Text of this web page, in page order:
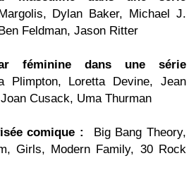
Dylan Baker, Michael J.
Feldman, Jason Ritter
féminine dans une série
Plimpton, Loretta Devine, Jean
Cusack, Uma Thurman
comique :
Big Bang Theory,
Girls, Modern Family, 30 Rock